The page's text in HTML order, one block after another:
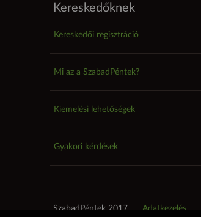
Kereskedőknek
Kereskedői regisztráció
Mi az a SzabadPéntek?
Kiemelési lehetőségek
Gyakori kérdések
SzabadPéntek 2017 Adatkezelés